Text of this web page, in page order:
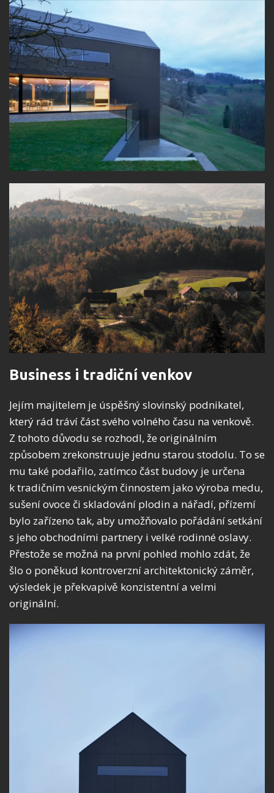
Business i tradiční venkov
Jejím majitelem je úspěšný slovinský podnikatel,
který rád tráví část svého volného času na venkově.
Z tohoto důvodu se rozhodl, že originálním
způsobem zrekonstruuje jednu starou stodolu. To se
mu také podařilo, zatímco část budovy je určena
k tradičním vesnickým činnostem jako výroba medu,
sušení ovoce či skladování plodin a nářadí, přízemí
bylo zařízeno tak, aby umožňovalo pořádání setkání
s jeho obchodními partnery i velké rodinné oslavy.
Přestože se možná na první pohled mohlo zdát, že
šlo o poněkud kontroverzní architektonický záměr,
výsledek je překvapivě konzistentní a velmi
originální.